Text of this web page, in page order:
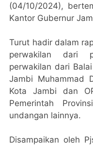
(04/10/2024),
Kantor Gubernur
Turut hadir dalam
perwakilan dari
perwakilan dari
Jambi Muhammad
Kota Jambi dan
Pemerintah
undangan lainnya.
Disampaikan oleh